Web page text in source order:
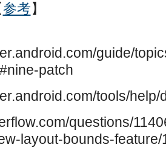
参考】
guide/
patch
tools/help/
questions/
layout-bounds-